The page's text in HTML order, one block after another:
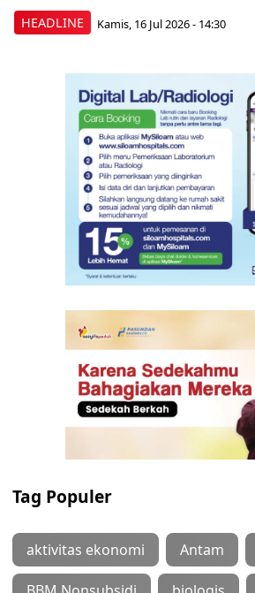
HEADLINE Kamis, 16 Jul 2026 - 14:30
Tag Populer
aktivitas ekonomi Antam